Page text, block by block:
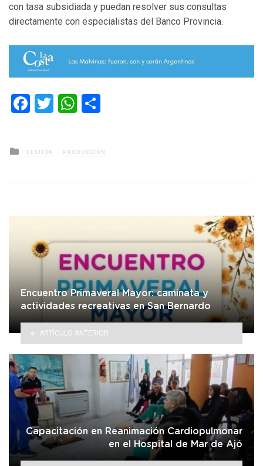
con tasa subsidiada y puedan resolver sus consultas
directamente con especialistas del Banco Provincia.
Facebook
TwitterWhatsApp
Posted
in
GESTIÓN PRODUCCIÓN
Encuentro Primaveral Mayor: caminata y
actividades recreativas en San Bernardo
ARTÍCULO ANTERIOR
Capacitación en Reanimación Cardiopulmonar
en el Hospital de Mar de Ajó